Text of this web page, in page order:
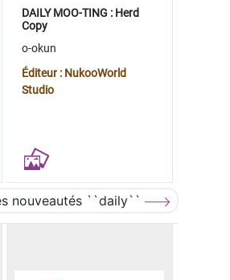
DAILY MOO-TING : Herd
Copy
o-okun
Éditeur : NukooWorld
Studio
nouveautés ``daily``